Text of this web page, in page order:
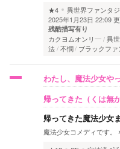
★4
異世界ファンタ
2025年1月23日 22:09
残酷描写有り
カクヨムオンリ― 異
法 不憫 ブラックフ
わたし、魔法少女や
帰ってきた（くは無
帰ってきた魔法少女
魔法少女コメディです。